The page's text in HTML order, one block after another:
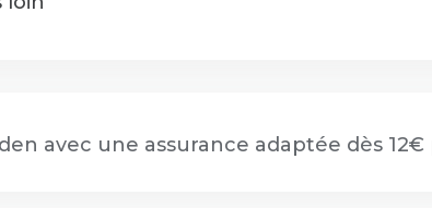
avec une assurance adaptée dès 12€